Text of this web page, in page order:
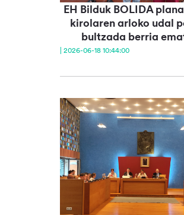
EH Bilduk BOLIDA
kirolaren arloko udal
bultzada berria
| 2026-06-18 10:44:00